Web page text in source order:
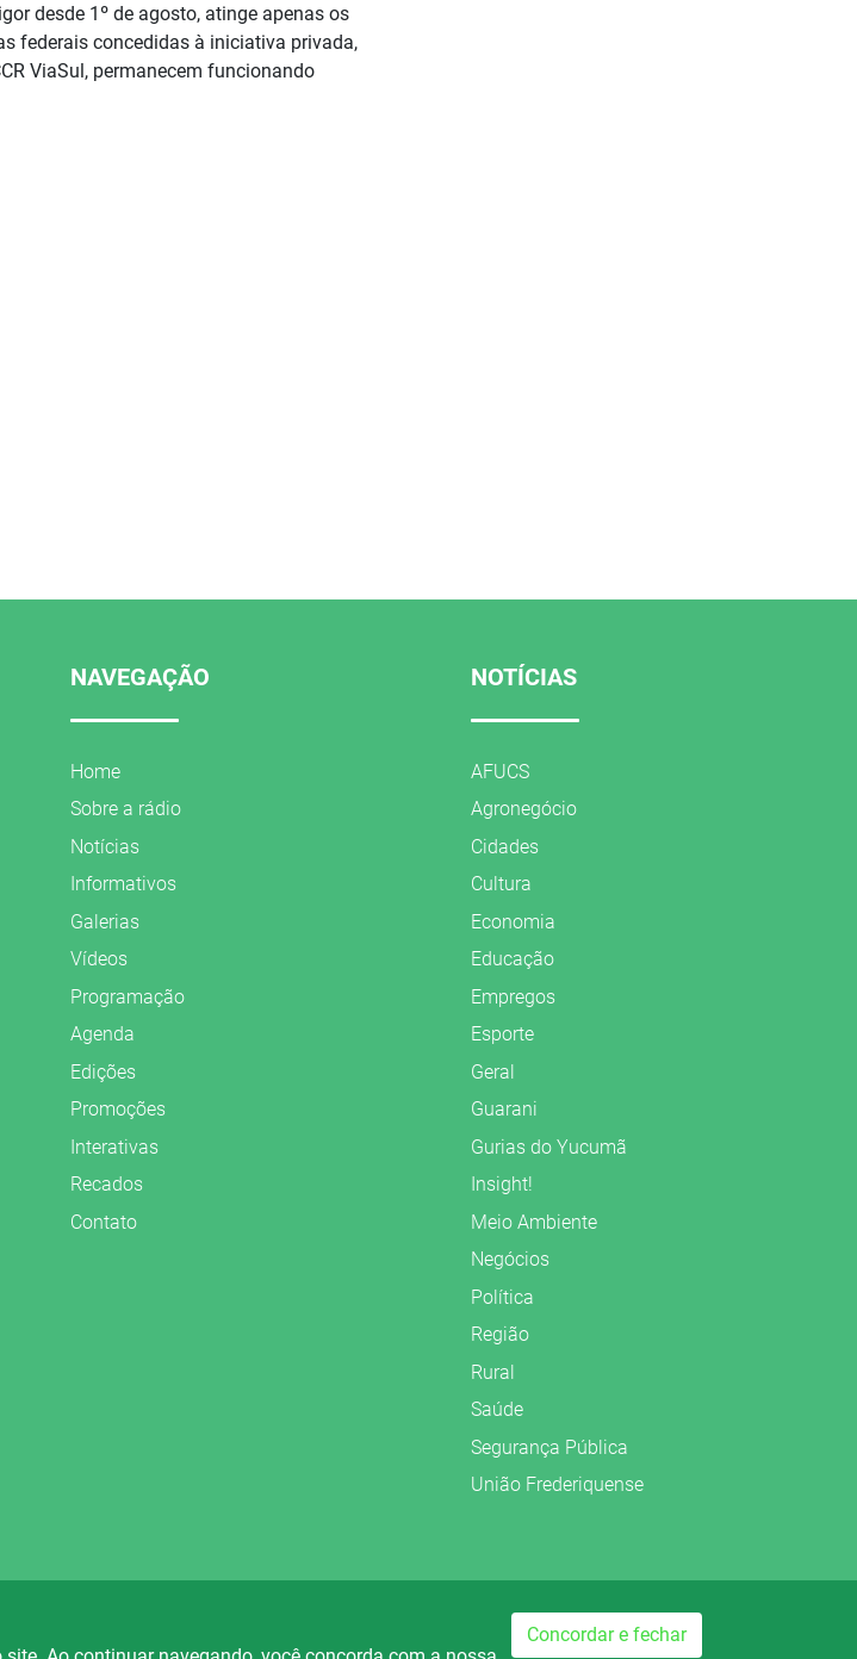
desde 1º de agosto, atinge apenas os
federais concedidas à iniciativa privada,
ViaSul, permanecem funcionando
NAVEGAÇÃO
Home
Sobre a rádio
Notícias
Informativos
Galerias
Vídeos
Programação
Agenda
Edições
Promoções
Interativas
Recados
Contato
NOTÍCIAS
AFUCS
Agronegócio
Cidades
Cultura
Economia
Educação
Empregos
Esporte
Geral
Guarani
Gurias do Yucumã
Insight!
Meio Ambiente
Negócios
Política
Região
Rural
Saúde
Segurança Pública
União Frederiquense
Preparado no
Concordar e fechar